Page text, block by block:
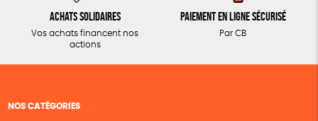
Achats solidaires
Vos achats financent nos
actions
Paiement en ligne sécurisé
Par CB
NOS CATÉGORIES